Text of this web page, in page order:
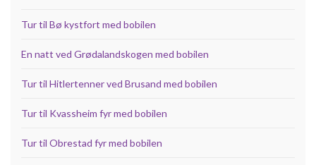
Tur til Bø kystfort med bobilen
En natt ved Grødalandskogen med bobilen
Tur til Hitlertenner ved Brusand med bobilen
Tur til Kvassheim fyr med bobilen
Tur til Obrestad fyr med bobilen